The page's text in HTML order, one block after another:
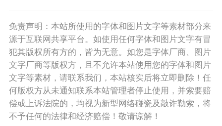
免责声明：本站所使用的字体和图片文字等素材部分来
源于互联网共享平台。如使用任何字体和图片文字有冒
犯其版权所有方的，皆为无意。如您是字体厂商、图片
文字厂商等版权方，且不允许本站使用您的字体和图片
文字等素材，请联系我们，本站核实后将立即删除！任
何版权方从未通知联系本站管理者停止使用，并索要赔
偿或上诉法院的，均视为新型网络碰瓷及敲诈勒索，将
不予任何的法律和经济赔偿！敬请谅解！